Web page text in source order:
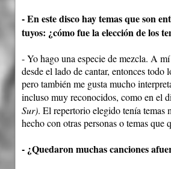
- En este disco hay temas que son
tuyos: ¿cómo fue la elección de los
- Yo hago una especie de mezcla. A
desde el lado de cantar, entonces todo
pero también me gusta mucho
incluso muy reconocidos, como en el
Sur). El repertorio elegido tenía temas
hecho con otras personas o temas que
- ¿Quedaron muchas canciones